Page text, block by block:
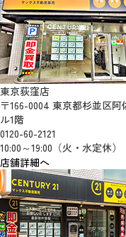
東京荻窪店
〒166-0004 東京都杉並区
ル1階
0120-60-2121
10:00～19:00（火・水定休）
店舗詳細へ